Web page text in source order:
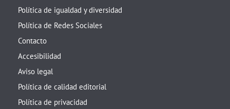
Política de igualdad y diversidad
Política de Redes Sociales
Contacto
Accesibilidad
Aviso legal
Política de calidad editorial
Política de privacidad